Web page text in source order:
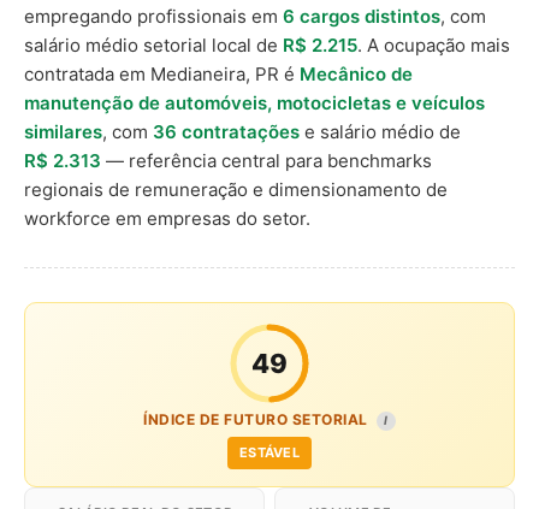
empregando profissionais em 6 cargos distintos, com
salário médio setorial local de R$ 2.215. A ocupação mais
contratada em Medianeira, PR é Mecânico de
manutenção de automóveis, motocicletas e veículos
similares, com 36 contratações e salário médio de
R$ 2.313 — referência central para benchmarks
regionais de remuneração e dimensionamento de
workforce em empresas do setor.
49
ÍNDICE DE FUTURO SETORIAL I
ESTÁVEL